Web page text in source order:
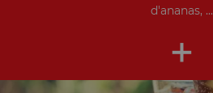
d'ananas, ...
+